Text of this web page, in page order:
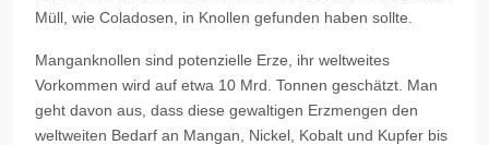
Müll, wie Coladosen, in Knollen gefunden haben sollte.
Manganknollen sind potenzielle Erze, ihr weltweites
Vorkommen wird auf etwa 10 Mrd. Tonnen geschätzt. Man
geht davon aus, dass diese gewaltigen Erzmengen den
weltweiten Bedarf an Mangan, Nickel, Kobalt und Kupfer bis